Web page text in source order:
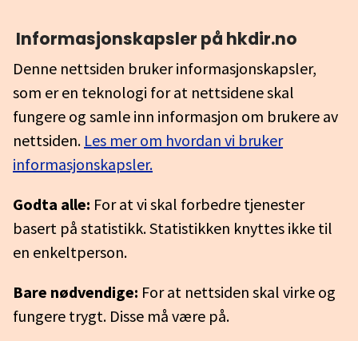
Informasjonskapsler på hkdir.no
Denne nettsiden bruker informasjonskapsler,
som er en teknologi for at nettsidene skal
fungere og samle inn informasjon om brukere av
nettsiden. Les mer om hvordan vi bruker
informasjonskapsler.
Godta alle: For at vi skal forbedre tjenester
basert på statistikk. Statistikken knyttes ikke til
en enkeltperson.
Bare nødvendige: For at nettsiden skal virke og
fungere trygt. Disse må være på.